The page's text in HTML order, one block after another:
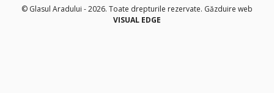
© Glasul Aradului - 2026. Toate drepturile rezervate. Găzduire web
VISUAL EDGE